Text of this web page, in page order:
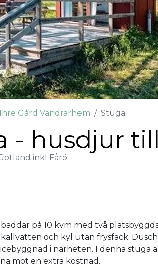
Gård Vandrarhem Stuga
- husdjur
inkl Fårö
på 10 kvm med två
och kyl utan frysfack. Dusch
i närheten. I denna stuga
mot en extra kostnad.